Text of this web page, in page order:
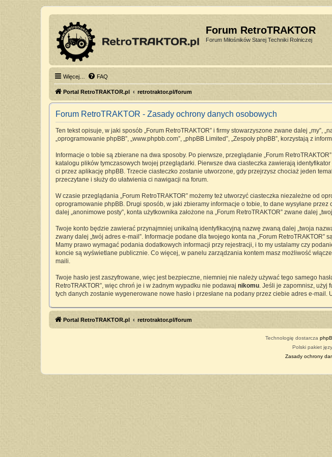
Forum RetroTRAKTOR
Forum Miłośników Starej Techniki Rolniczej
Więcej… FAQ
Portal RetroTRAKTOR.pl retrotraktor.pl/forum
Forum RetroTRAKTOR - Zasady ochrony danych osobowych
Ten tekst opisuje, w jaki sposób „Forum RetroTRAKTOR” i firmy stowarzyszone zwane dalej „my”,
„oprogramowanie phpBB”, „www.phpbb.com”, „phpBB Limited”, „Zespoły phpBB”, korzystają z
Informacje o tobie są zbierane na dwa sposoby. Po pierwsze, przeglądanie „Forum
katalogu plików tymczasowych twojej przeglądarki. Pierwsze dwa ciasteczka zawierają
ci przez aplikację phpBB. Trzecie ciasteczko zostanie utworzone, gdy przejrzysz chociaż jeden
przeczytane i służy do ułatwienia ci nawigacji na forum.
W czasie przeglądania „Forum RetroTRAKTOR” możemy też utworzyć ciasteczka niezależne od
oprogramowanie phpBB. Drugi sposób, w jaki zbieramy informacje o tobie, to dane wysyłane
dalej „anonimowe posty”, konta użytkownika założone na „Forum RetroTRAKTOR” zwane dalej
Twoje konto będzie zawierać przynajmniej unikalną identyfikacyjną nazwę zwaną dalej „twoja
zwany dalej „twój adres e-mail”. Informacje podane dla twojego konta na „Forum
Mamy prawo wymagać podania dodatkowych informacji przy rejestracji, i to my ustalamy czy
koncie są wyświetlane publicznie. Co więcej, w panelu zarządzania kontem masz możliwość
maili.
Twoje hasło jest zaszyfrowane, więc jest bezpieczne, niemniej nie należy używać tego samego
RetroTRAKTOR”, więc chroń je i w żadnym wypadku nie podawaj nikomu. Jeśli je zapomnisz, użyj
tych danych zostanie wygenerowane nowe hasło i przesłane na podany przez ciebie adres e-
Portal RetroTRAKTOR.pl retrotraktor.pl/forum
Technologię dostarcza
Polski pakiet
Zasady ochrony